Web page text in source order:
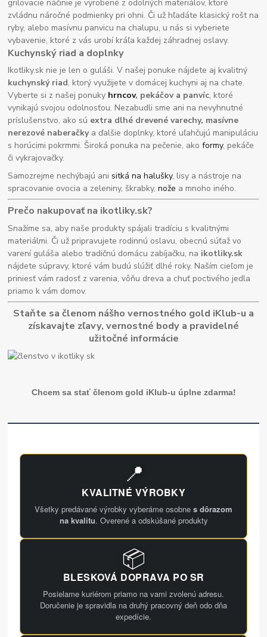
grilovacie náčinie je vyrobené z odolných materiálov, ktoré
zvládnu náročné podmienky pri ohni. Či už hľadáte klasický rošt na
ryby, alebo masívnu panvicu na chalupu, u nás si vyberiete
vybavenie, ktoré z vás urobí kráľa každej záhradnej oslavy.
Kuchynský riad a doplnky
Ikotliky.sk nie je len o guláši. V našej ponuke nájdete aj kvalitný
kuchynský riad, ktorý využijete v domácej kuchyni aj na chate.
Vyberte si z našej ponuky hrncov, pekáčov a panvíc, ktoré
vynikajú svojou odolnosťou. Nezabudli sme ani na nevyhnutné
príslušenstvo, ako sú extra dlhé drevené varechy, masívne
nerezové naberačkya ďalšie doplnky, ktoré uľahčujú manipuláciu
s horúcimi pokrmmi. Široká ponuka na pečenie, akoformy, pekáče
či vykrajovačky.
Samozrejme nechýbajú anisitká na halušky, lisy a nástroje na
spracovanie ovocia a zeleniny, škrabky,nože a mnoho iného.
Prečo nakupovať na ikotliky.sk?
Snažíme sa, aby naše produkty spájali tradíciu s kvalitnými
materiálmi. Či už pripravujete rodinnú oslavu, obecnú súťaž vo
varení guláša alebo tradičnú domácu zabíjačku, na ikotliky.sk
nájdete súpravy, ktoré vám budú slúžiť dlhé roky. Naším cieľom je
priniesť vám radosť z varenia, vôňu dreva a chuť poctivého jedla
priamo k vám domov.
Staňte sa členom nášho vernostného gold iKlub-u a
získavajte zľavy, vernostné body a pravidelné
užitočné informácie
Chcem sa stať členom gold iKlub-u úplne zdarma!
📍
KVALITNÉ VÝROBKY
Všetky predávané výrobky vyberáme osobne s dôrazom
na kvalitu. Overené a odskúšané produkty
📦
BLESKOVÁ DOPRAVA PO SR
Posielame kuriérom priamo na vami zvolenú adresu.
Doručenie je spravidla na druhý pracovný deň odo dňa
expedície.